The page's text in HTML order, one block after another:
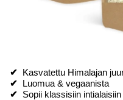
✔ Kasvatettu Himalajan
✔ Luomua & vegaanista
✔
Sopii klassisiin